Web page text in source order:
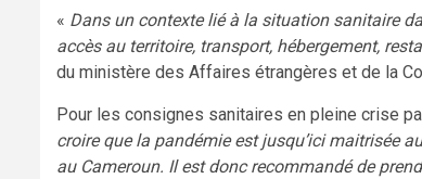
« Dans un contexte lié à la situation sanitaire
accès au territoire, transport, hébergement,
du ministère des Affaires étrangères et de la
Pour les consignes sanitaires en pleine crise
croire que la pandémie est jusqu’ici maitrisée
au Cameroun. Il est donc recommandé de